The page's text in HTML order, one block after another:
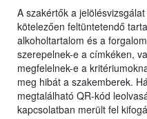
A szakértők a
kötelezően feltüntetendő
alkoholtartalom és a
szerepelnek-e a címkéken,
megfelelnek-e a
meg hibát a szakemberek.
megtalálható QR-kód
kapcsolatban merült fel